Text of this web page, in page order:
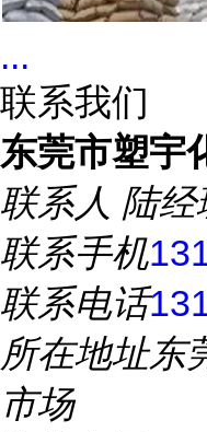
...
联系我们
东莞市塑宇
联系人 陆经
联系手机
联系电话
所在地址东
市场